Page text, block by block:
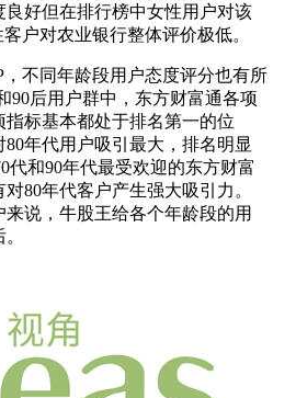
好但在排行榜中女性用户对该
户对农业银行整体评价极低。
不同年龄段用户态度评分也有所
90后用户群中，东方财富通各项
标基本都处于排名第一的位
年代用户吸引最大，排名明显
代和90年代最受欢迎的东方财富
80年代客户产生强大吸引力。
说，牛股王给各个年龄段的用